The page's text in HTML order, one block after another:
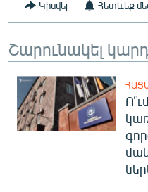
Կիսվել Հետևեք
Շարունակել